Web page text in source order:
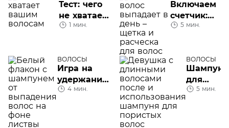
волос
выпадения
волос
Тест: чего
не хватает
вашим
1 мин.
Включаем
счетчик:
сколько
в день
5 мин.
ВОЛОСЫ
Игра на
удержание:
шампунь
4 мин.
ВОЛОСЫ
Шампунь
для
пористых
5 мин.